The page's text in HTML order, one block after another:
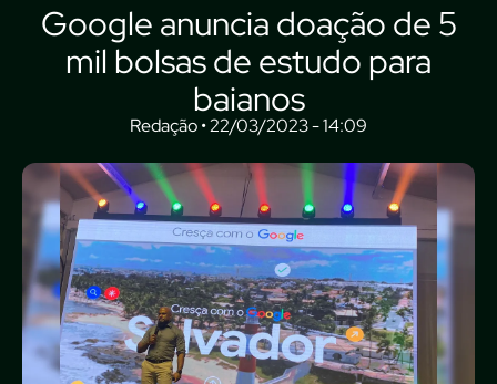
Google anuncia doação de 5
mil bolsas de estudo para
baianos
Redação • 22/03/2023 - 14:09